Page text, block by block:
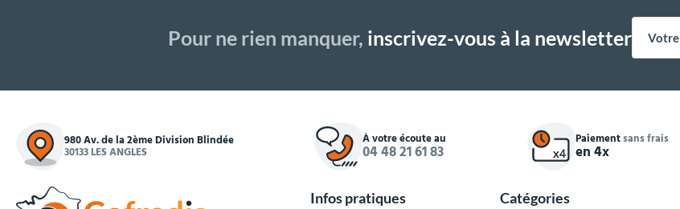
Pour ne rien manquer, inscrivez-vous à la newsletter
980 Av. de la 2ème Division Blindée
30133 LES ANGLES
À votre écoute au
04 48 21 61 83
Paiementsans frais
en 4x
Infos pratiques Catégories